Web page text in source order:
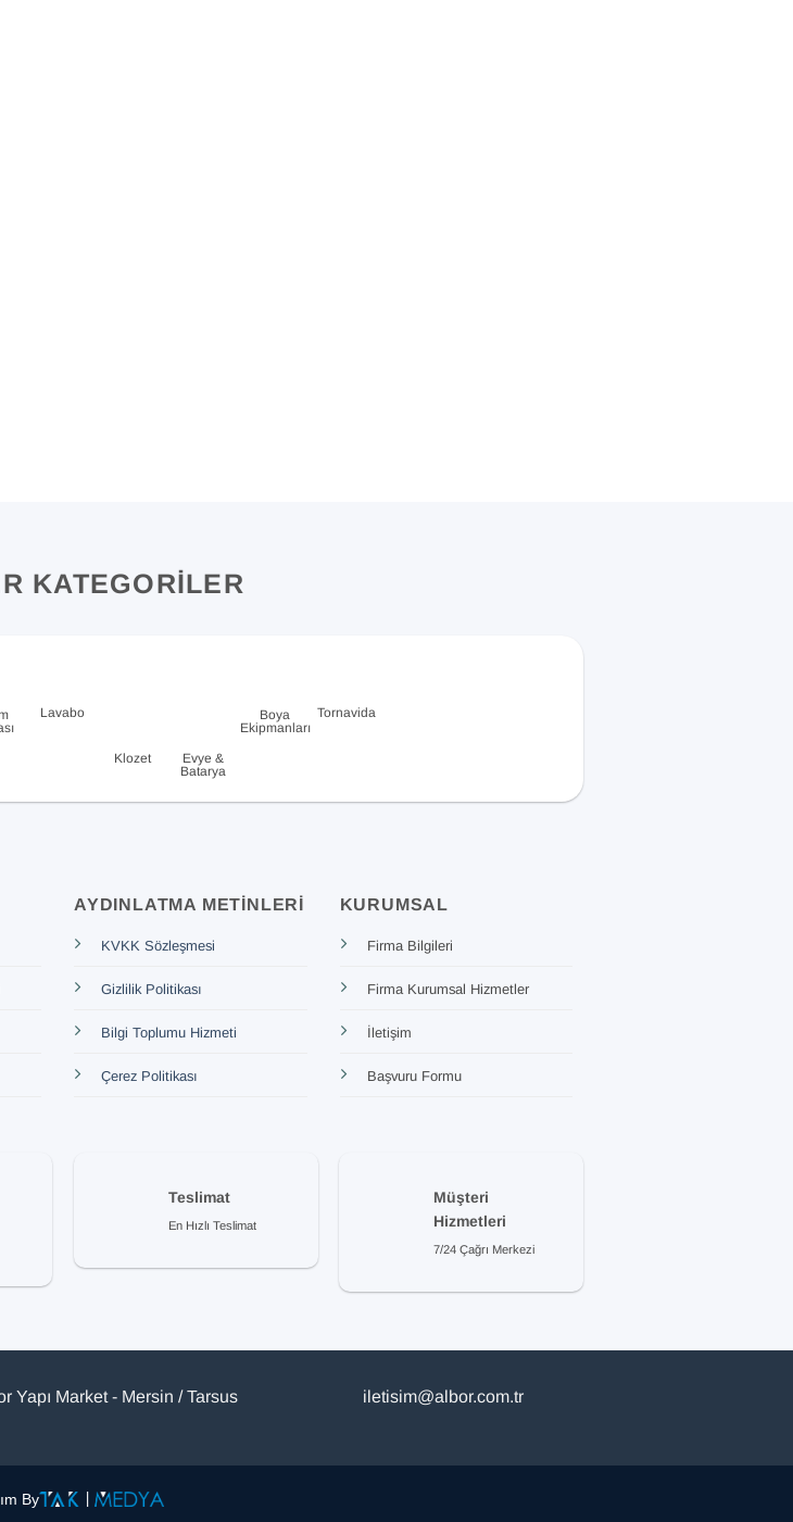
KATEGORILER
Lavabo
Klozet
Evye &
Batarya
Boya
Ekipmanları
Tornavida
AYDINLATMA METINLERI
KVKK Sözleşmesi
Gizlilik Politikası
Bilgi Toplumu Hizmeti
Çerez Politikası
KURUMSAL
Firma Bilgileri
Firma Kurumsal Hizmetler
İletişim
Başvuru Formu
Teslimat
En Hızlı Teslimat
Müşteri
Hizmetleri
7/24 Çağrı Merkezi
Market - Mersin / Tarsus iletisim@albor.com.tr
By